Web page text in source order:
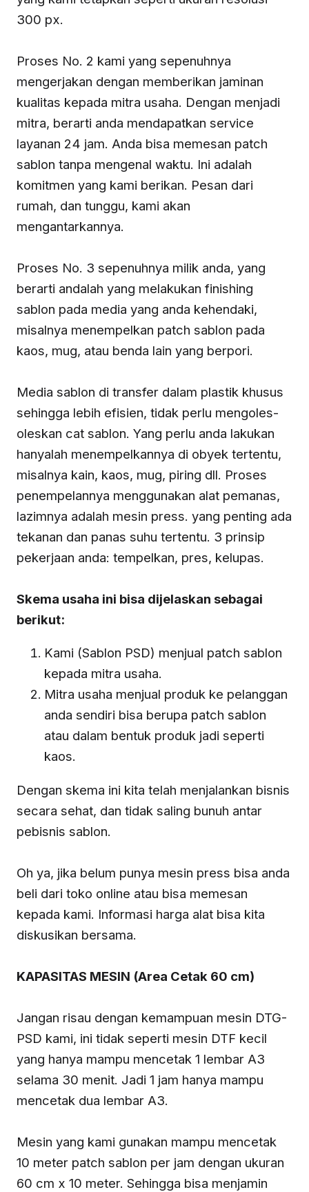
300 px.
Proses No. 2 kami yang sepenuhnya
mengerjakan dengan memberikan jaminan
kualitas kepada mitra usaha. Dengan menjadi
mitra, berarti anda mendapatkan service
layanan 24 jam. Anda bisa memesan patch
sablon tanpa mengenal waktu. Ini adalah
komitmen yang kami berikan. Pesan dari
rumah, dan tunggu, kami akan
mengantarkannya.
Proses No. 3 sepenuhnya milik anda, yang
berarti andalah yang melakukan finishing
sablon pada media yang anda kehendaki,
misalnya menempelkan patch sablon pada
kaos, mug, atau benda lain yang berpori.
Media sablon di transfer dalam plastik khusus
sehingga lebih efisien, tidak perlu mengoles-
oleskan cat sablon. Yang perlu anda lakukan
hanyalah menempelkannya di obyek tertentu,
misalnya kain, kaos, mug, piring dll. Proses
penempelannya menggunakan alat pemanas,
lazimnya adalah mesin press. yang penting ada
tekanan dan panas suhu tertentu. 3 prinsip
pekerjaan anda: tempelkan, pres, kelupas.
Skema usaha ini bisa dijelaskan sebagai
berikut:
Kami (Sablon PSD) menjual patch sablon
kepada mitra usaha.
Mitra usaha menjual produk ke pelanggan
anda sendiri bisa berupa patch sablon
atau dalam bentuk produk jadi seperti
kaos.
Dengan skema ini kita telah menjalankan bisnis
secara sehat, dan tidak saling bunuh antar
pebisnis sablon.
Oh ya, jika belum punya mesin press bisa anda
beli dari toko online atau bisa memesan
kepada kami. Informasi harga alat bisa kita
diskusikan bersama.
KAPASITAS MESIN (Area Cetak 60 cm)
Jangan risau dengan kemampuan mesin DTG-
PSD kami, ini tidak seperti mesin DTF kecil
yang hanya mampu mencetak 1 lembar A3
selama 30 menit. Jadi 1 jam hanya mampu
mencetak dua lembar A3.
Mesin yang kami gunakan mampu mencetak
10 meter patch sablon per jam dengan ukuran
60 cm x 10 meter. Sehingga bisa menjamin